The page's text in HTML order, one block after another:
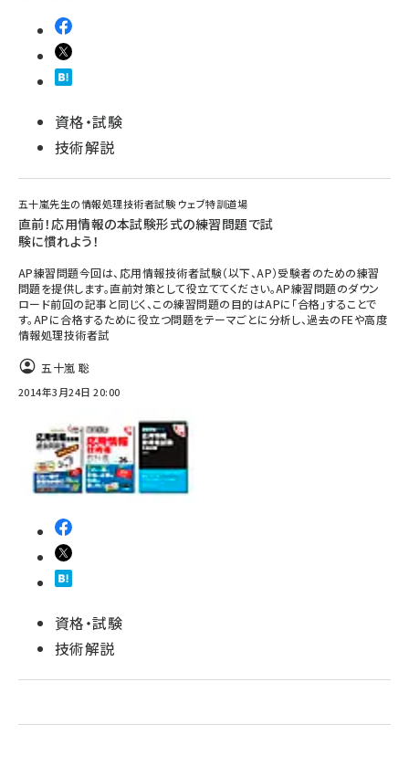
資格・試験
技術解説
五十嵐先生の情報処理技術者試験 ウェブ特訓道場
直前！応用情報の本試験形式の練習問題で試
験に慣れよう！
AP練習問題今回は、応用情報技術者試験（以下、AP）受験者のための練習
問題を提供します。直前対策として役立ててください。AP練習問題のダウン
ロード前回の記事と同じく、この練習問題の目的はAPに「合格」することで
す。APに合格するために役立つ問題をテーマごとに分析し、過去のFEや高度
情報処理技術者試
五十嵐 聡
2014年3月24日 20:00
資格・試験
技術解説